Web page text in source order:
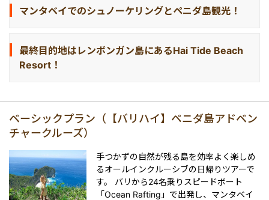
マンタベイでのシュノーケリングとペニダ島観光！
最終目的地はレンボンガン島にあるHai Tide Beach
Resort！
ベーシックプラン（【バリハイ】ペニダ島アドベン
チャークルーズ）
手つかずの自然が残る島を効率よく楽しめ
るオールインクルーシブの日帰りツアーで
す。 バリから24名乗りスピードボート
「Ocean Rafting」で出発し、マンタベイ